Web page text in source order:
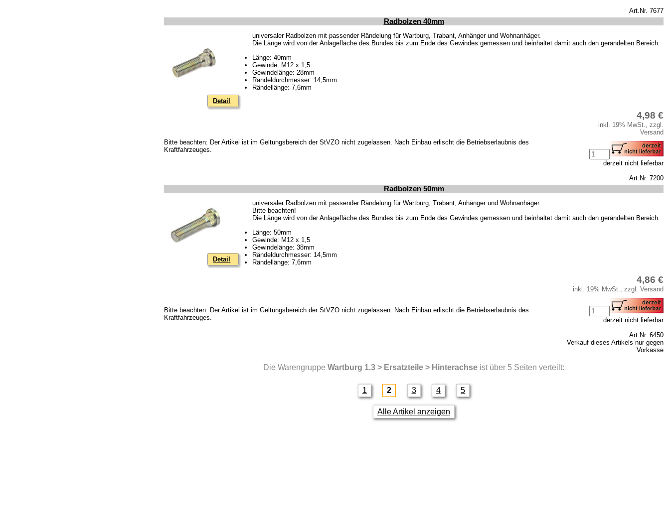
Art.Nr. 7677
Radbolzen 40mm
Detail
universaler Radbolzen mit passender Rändelung für Wartburg, Trabant, Anhänger und Wohnanhäger.
Die Länge wird von der Anlagefläche des Bundes bis zum Ende des Gewindes gemessen und beinhaltet damit auch den gerändelten Bereich.
Länge: 40mm
Gewinde: M12 x 1,5
Gewindelänge: 28mm
Rändeldurchmesser: 14,5mm
Rändellänge: 7,6mm
Bitte beachten: Der Artikel ist im Geltungsbereich der StVZO nicht zugelassen. Nach Einbau erlischt die Betriebserlaubnis des
Kraftfahrzeuges.
4,98 €
inkl. 19% MwSt., zzgl.
Versand
derzeit nicht lieferbar
Art.Nr. 7200
Radbolzen 50mm
Detail
universaler Radbolzen mit passender Rändelung für Wartburg, Trabant, Anhänger und Wohnanhäger.
Bitte beachten!
Die Länge wird von der Anlagefläche des Bundes bis zum Ende des Gewindes gemessen und beinhaltet damit auch den gerändelten Bereich.
Länge: 50mm
Gewinde: M12 x 1,5
Gewindelänge: 38mm
Rändeldurchmesser: 14,5mm
Rändellänge: 7,6mm
Bitte beachten: Der Artikel ist im Geltungsbereich der StVZO nicht zugelassen. Nach Einbau erlischt die Betriebserlaubnis des
Kraftfahrzeuges.
4,86 €
inkl. 19% MwSt., zzgl. Versand
derzeit nicht lieferbar
Art.Nr. 6450
Verkauf dieses Artikels nur gegen
Vorkasse
Die Warengruppe Wartburg 1.3 > Ersatzteile > Hinterachse ist über 5 Seiten verteilt:
1 2 3 4 5
Alle Artikel anzeigen